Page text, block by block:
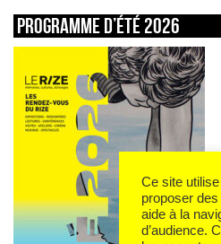
Programme d’été 2026
Ce site
proposer
aide à la
d’audience.